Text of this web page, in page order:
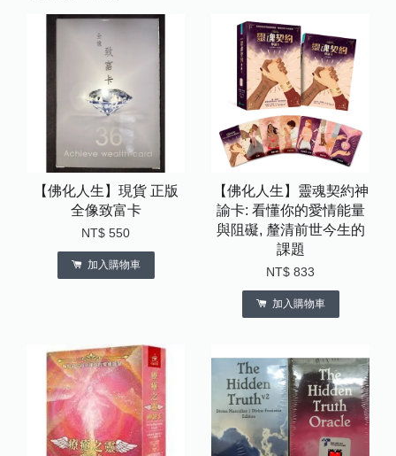
【佛化人生】現貨 正版
全像致富卡
NT$ 550
加入購物車
【佛化人生】靈魂契約神
諭卡: 看懂你的愛情能量
與阻礙, 釐清前世今生的
課題
NT$ 833
加入購物車